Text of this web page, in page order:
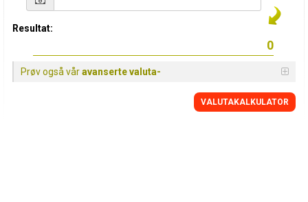
Resultat:
Prøv også våravanserte valuta-
VALUTAKALKULATOR